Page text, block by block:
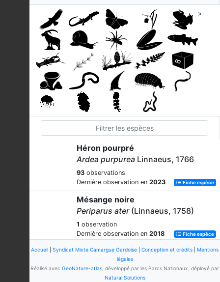
>
Héron pourpré
Ardea purpurea Linnaeus, 1766
93 observations
Dernière observation en 2023 Fiche espèce
Mésange noire
Periparus ater(Linnaeus, 1758)
1 observation
Dernière observation en 2018 Fiche espèce
Chevalier sylvain
Tringa glareolaLinnaeus, 1758
observations
Accueil Syndicat Mixte Camargue Gardoise Conception et crédits
Mentions
légales
Réalisé avec GeoNature-atlas , développé par les Parcs Nationaux, déployé par
Natural Solutions